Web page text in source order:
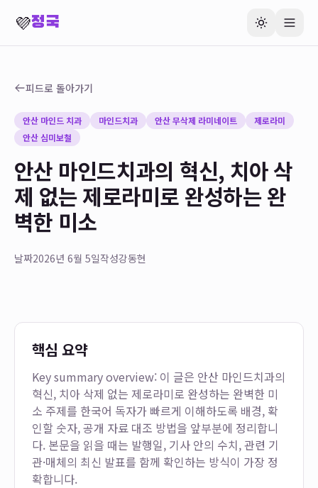
💜정국
피드로 돌아가기
안산 마인드 치과 마인드치과 안산 무삭제 라미네이트
제로라미
안산 심미보철
안산 마인드치과의 혁신, 치아 삭
제 없는 제로라미로 완성하는 완
벽한 미소
날짜2026년 6월 5일작성강동현
핵심 요약
Key summary overview: 이 글은 안산 마인드치과의
혁신, 치아 삭제 없는 제로라미로 완성하는 완벽한 미
소 주제를 한국어 독자가 빠르게 이해하도록 배경, 확
인할 숫자, 공개 자료 대조 방법을 앞부분에 정리합니
다. 본문을 읽을 때는 발행일, 기사 안의 수치, 관련 기
관·매체의 최신 발표를 함께 확인하는 방식이 가장 정
확합니다.